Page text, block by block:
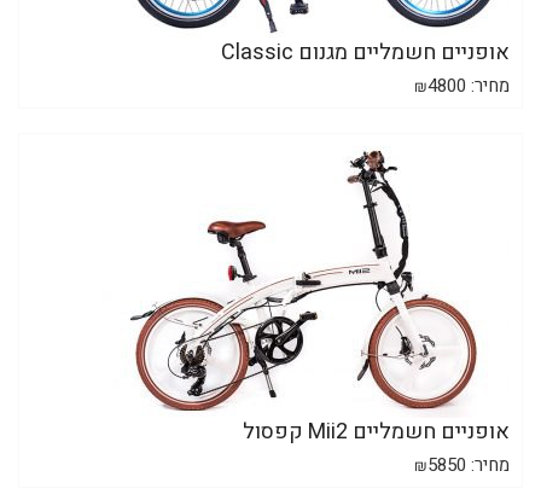
אופניים חשמליים מגנום Classic
מחיר: ₪4800
אופניים חשמליים Mii2 קפסול
מחיר: ₪5850